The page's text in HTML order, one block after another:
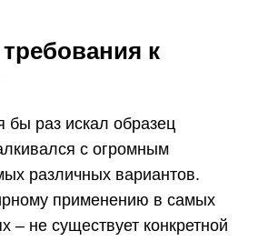
к
бы раз искал образец
с огромным
различных вариантов.
применению в самых
– не существует конкретной